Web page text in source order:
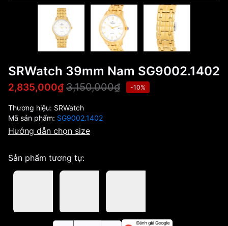
SRWatch 39mm Nam SG9002.1402
2,835,000₫ 3,150,000₫ -10%
Thương hiệu: SRWatch
Mã sản phẩm: SG9002.1402
Hướng dẫn chọn size
Sản phẩm tương tự: